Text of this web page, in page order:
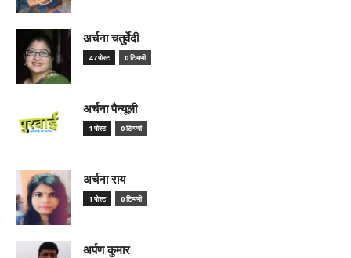
अर्चना चतुर्वेदी
47 पोस्ट 0 टिप्पणी
अर्चना पैन्यूली
1 पोस्ट 0 टिप्पणी
अर्चना राय
1 पोस्ट 0 टिप्पणी
अर्पण कुमार